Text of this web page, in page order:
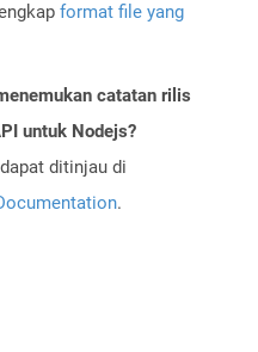
format file yang
catatan rilis
untuk Nodejs?
ditinjau di
.